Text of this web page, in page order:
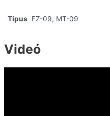
Típus FZ-09, MT-09
Videó